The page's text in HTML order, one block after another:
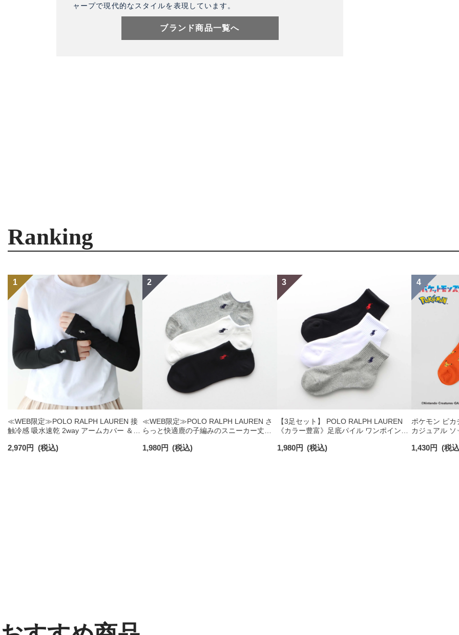
ャープで現代的なスタイルを表現しています。
ブランド商品一覧へ
Ranking
≪WEB限定≫POLO RALPH LAUREN 接
触冷感 吸水速乾 2way アームカバー ＆
2,970円 (税込)
≪WEB限定≫POLO RALPH LAUREN さ
らっと快適鹿の子編みのスニーカー丈ソ
ズ レディース 92022800
1,980円 (税込)
【3足セット】 POLO RALPH LAUREN
《カラー豊富》足底パイル ワンポイント
ンズ 92009604
1,980円 (税込)
ポケモン ピカ
カジュアル ソ
1,430円 (税